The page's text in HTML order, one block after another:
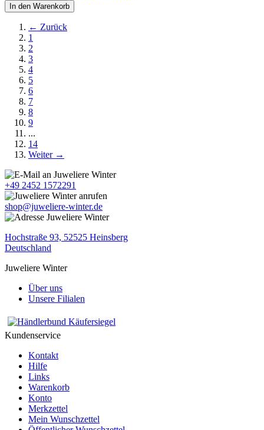
In den Warenkorb
← Zurück
1
2
3
4
5
6
7
8
9
...
14
Weiter →
+49 2452 1572291
shop@juweliere-winter.de
Hochstraße 93, 52525 Heinsberg
Deutschland
Juweliere Winter
Über uns
Unsere Filialen
Kundenservice
Kontakt
Hilfe
Links
Warenkorb
Konto
Merkzettel
Mein Wunschzettel